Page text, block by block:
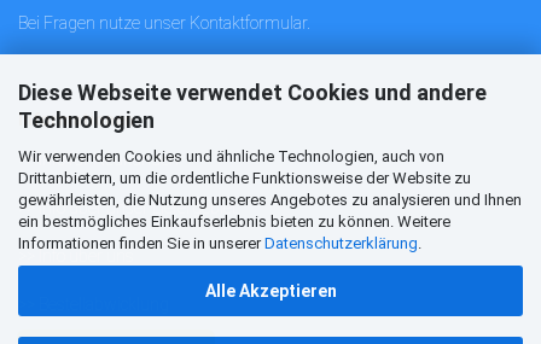
Diese Webseite verwendet Cookies und andere
Technologien
Wir verwenden Cookies und ähnliche Technologien, auch von
Drittanbietern, um die ordentliche Funktionsweise der Website zu
gewährleisten, die Nutzung unseres Angebotes zu analysieren und Ihnen
ein bestmögliches Einkaufserlebnis bieten zu können. Weitere
Informationen finden Sie in unsererDatenschutzerklärung
Alle Akzeptieren
Bei Fragen nutze unser Kontaktformular.
Informationen
>>Info für Neukunden
>>Info über unser Liefergebiet